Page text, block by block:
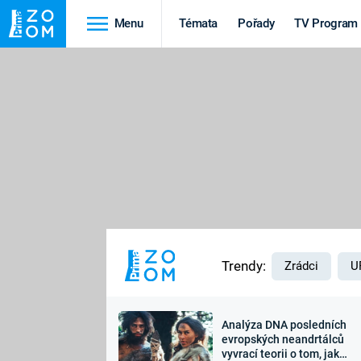
Menu Témata Pořady TV Program
Výročí
Trendy: Zrádci
Analýza DNA posledních
evropských neandrtálců
vyvrací teorii o tom, jak